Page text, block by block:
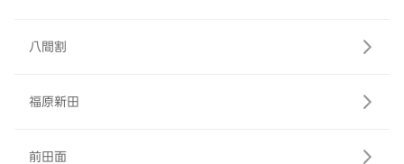
八間割
福原新田
前田面